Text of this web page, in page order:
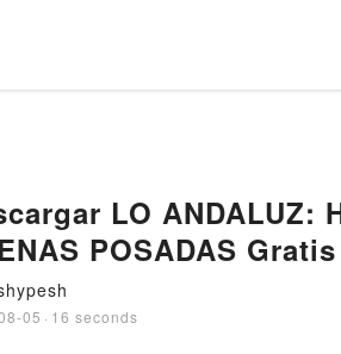
LO ANDALUZ:
POSADAS
05 · 16 seconds